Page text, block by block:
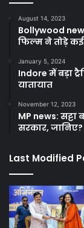
August 14, 2023
Bollywood
फिल्म ने तोड़े कई
January 5, 2024
Indore में बड़ा
यातायात
November 12, 2023
MP news: सट्टा
सरकार, जानिए?
Last Modified